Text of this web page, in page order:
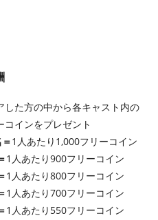
た方の中から各キャスト内の
インをプレゼント
1人あたり1,000フリーコイン
1人あたり900フリーコイン
1人あたり800フリーコイン
1人あたり700フリーコイン
1人あたり550フリーコイン